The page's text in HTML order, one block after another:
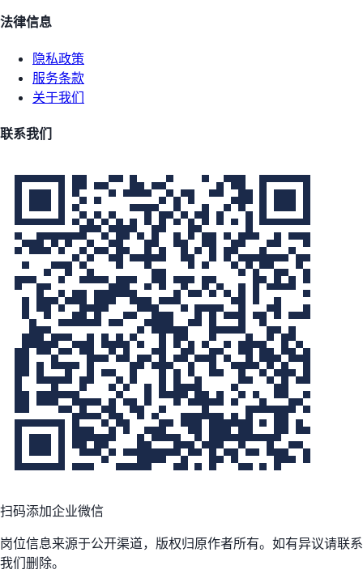
法律信息
隐私政策
服务条款
关于我们
联系我们
扫码添加企业微信
岗位信息来源于公开渠道，版权归原作者所有。如有异议请联系
我们删除。